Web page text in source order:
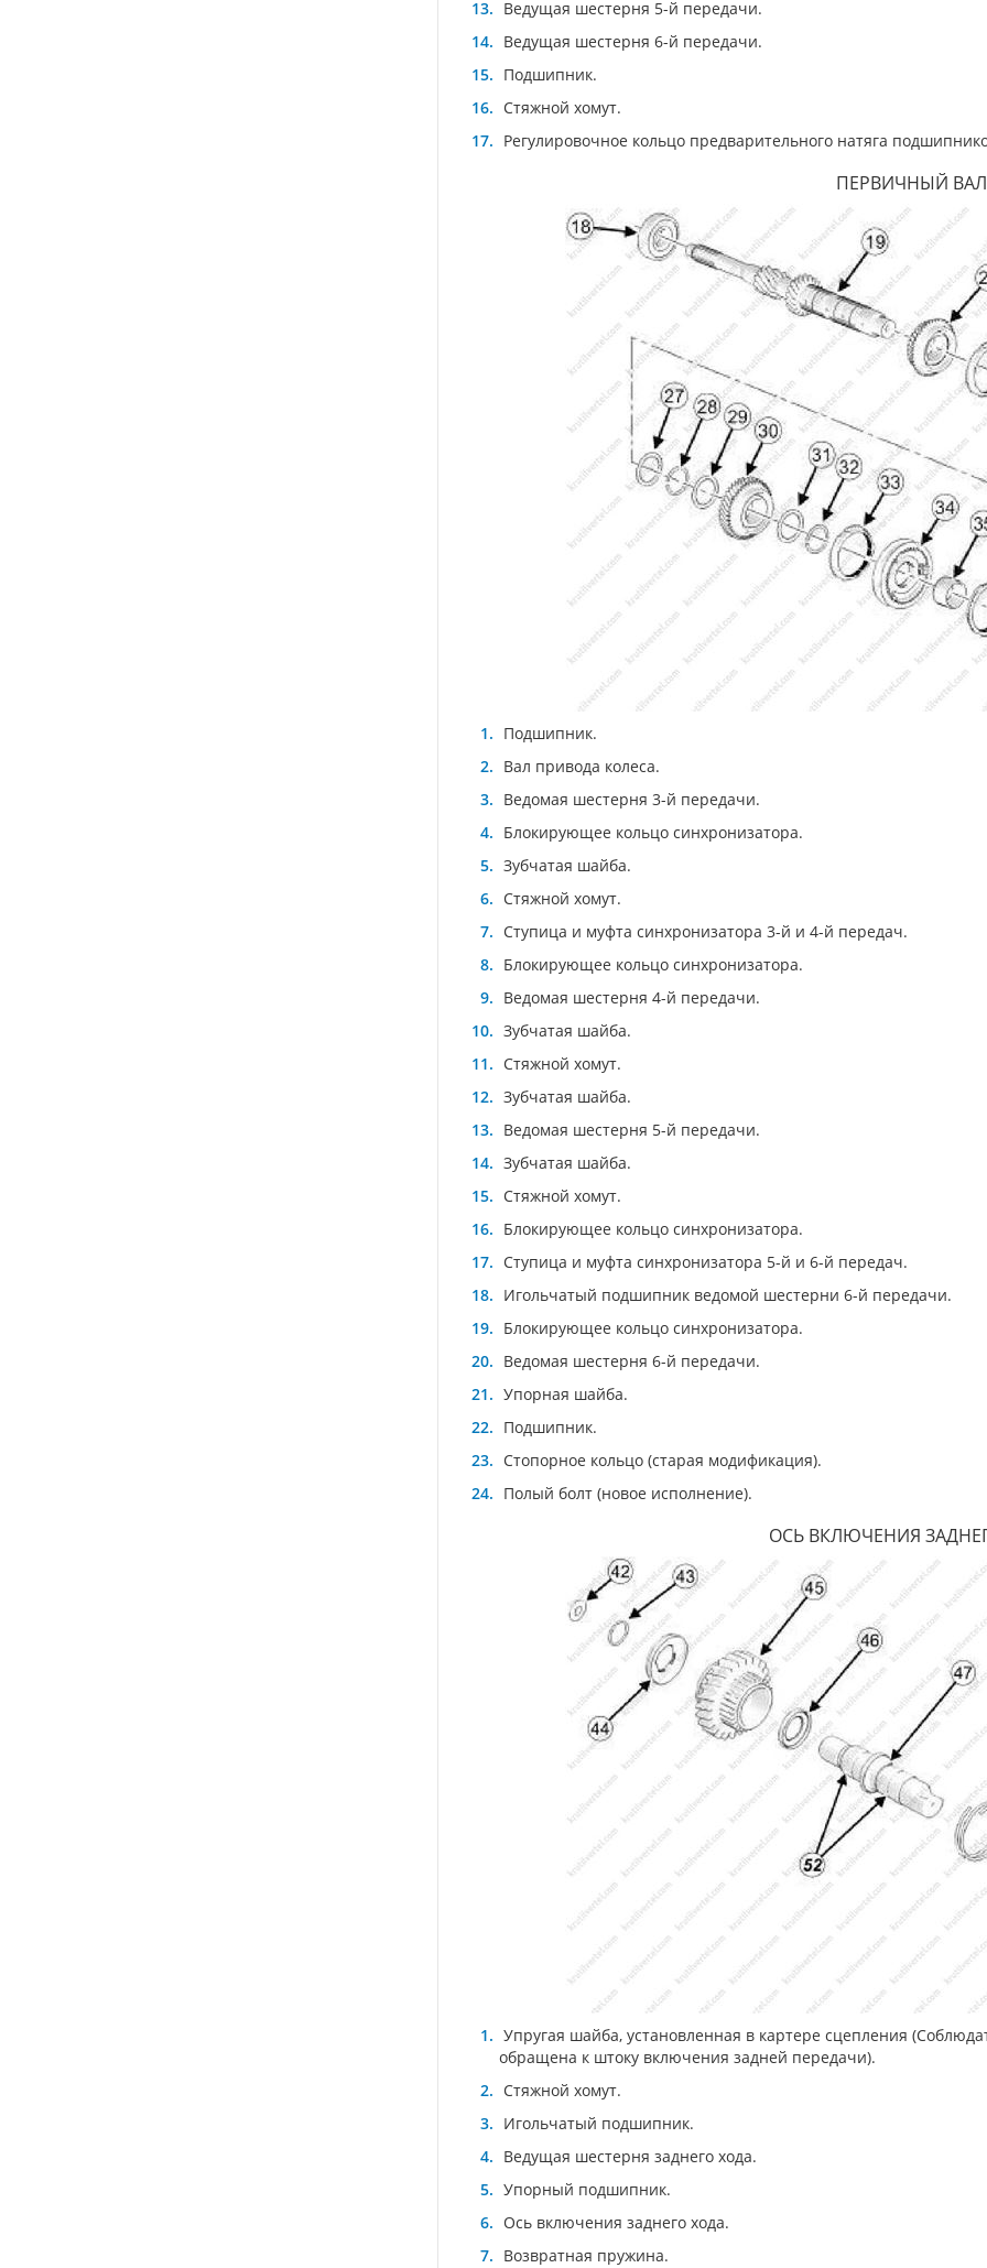
Ведущая шестерня 5-й передачи.
Ведущая шестерня 6-й передачи.
Подшипник.
Стяжной хомут.
Регулировочное кольцо предварительного натяга
ПЕРВИЧНЫЙ ВАЛ
Подшипник.
Вал привода колеса.
Ведомая шестерня 3-й передачи.
Блокирующее кольцо синхронизатора.
Зубчатая шайба.
Стяжной хомут.
Ступица и муфта синхронизатора 3-й и 4-й передач.
Блокирующее кольцо синхронизатора.
Ведомая шестерня 4-й передачи.
Зубчатая шайба.
Стяжной хомут.
Зубчатая шайба.
Ведомая шестерня 5-й передачи.
Зубчатая шайба.
Стяжной хомут.
Блокирующее кольцо синхронизатора.
Ступица и муфта синхронизатора 5-й и 6-й передач.
Игольчатый подшипник ведомой шестерни 6-й передачи.
Блокирующее кольцо синхронизатора.
Ведомая шестерня 6-й передачи.
Упорная шайба.
Подшипник.
Стопорное кольцо (старая модификация).
Полый болт (новое исполнение).
ОСЬ ВКЛЮЧЕНИЯ
Упругая шайба, установленная в картере сцепления
обращена к штоку включения задней передачи).
Стяжной хомут.
Игольчатый подшипник.
Ведущая шестерня заднего хода.
Упорный подшипник.
Ось включения заднего хода.
Возвратная пружина.